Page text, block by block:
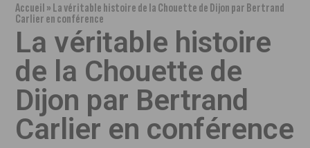
Accueil»La véritable histoire de la Chouette de Dijon par Bertrand
Carlier en conférence
La véritable histoire
de la Chouette de
Dijon par Bertrand
Carlier en conférence